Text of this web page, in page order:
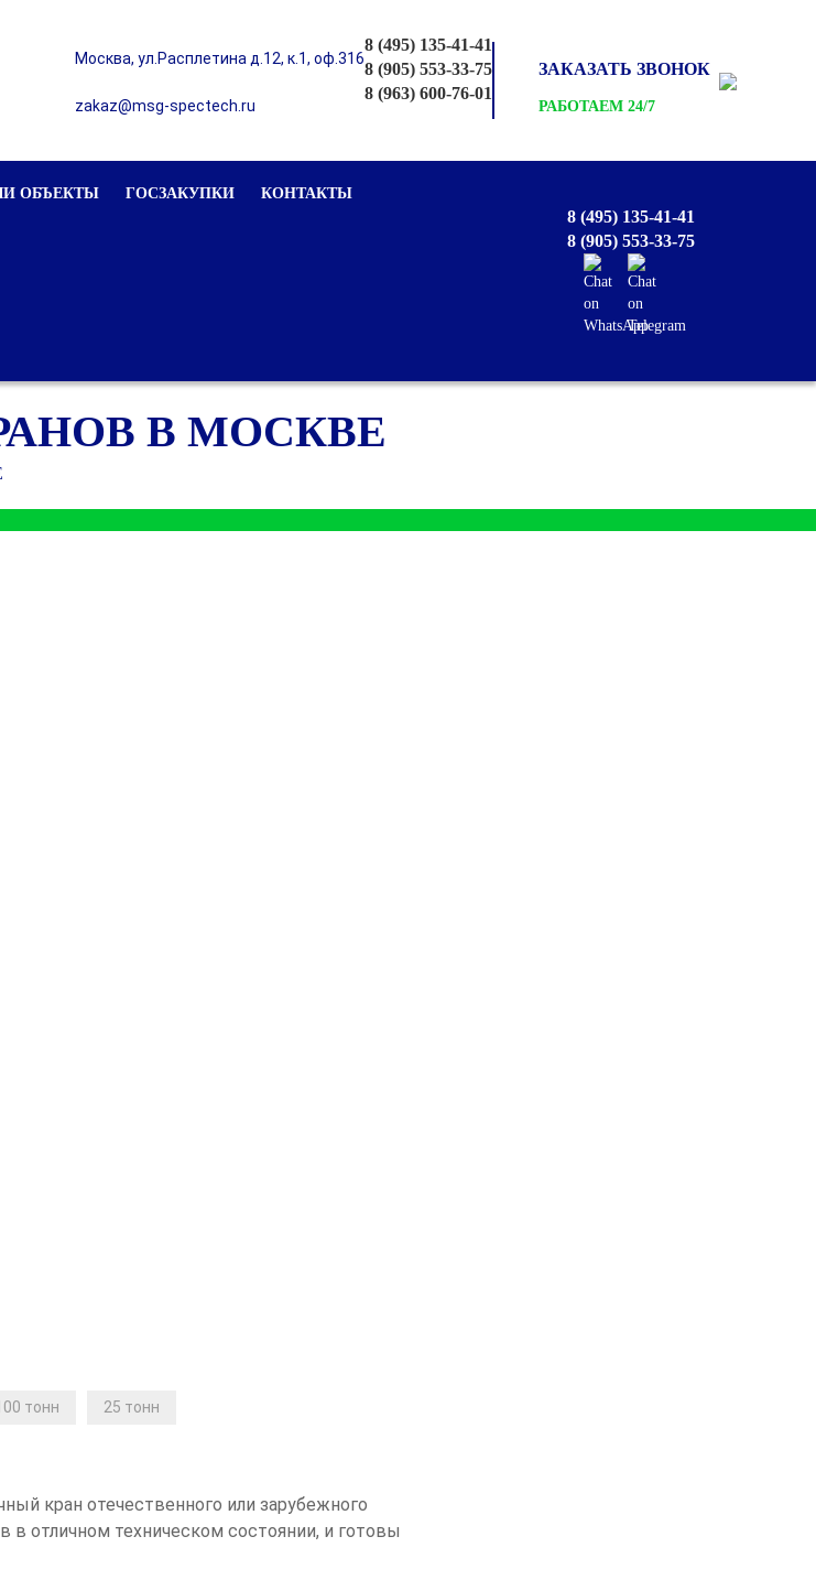
ОБЪЕКТЫ ГОСЗАКУПКИ КОНТАКТЫ
8 (495) 135-41-41
8 (905) 553-33-75
Москва, ул.Расплетина д.12, к.1, оф.316
zakaz@msg-spectech.ru
8 (495) 135-41-41
8 (905) 553-33-75
8 (963) 600-76-01
ЗАКАЗАТЬ ЗВОНОК
РАБОТАЕМ 24/7
В МОСКВЕ
тонн 25 тонн
кран отечественного или зарубежного
в отличном техническом состоянии, и готовы